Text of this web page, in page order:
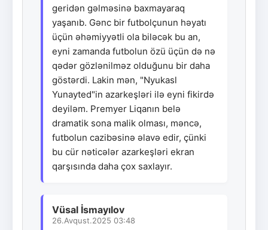
geridən gəlməsinə baxmayaraq
yaşanıb. Gənc bir futbolçunun həyatı
üçün əhəmiyyətli ola biləcək bu an,
eyni zamanda futbolun özü üçün də nə
qədər gözlənilməz olduğunu bir daha
göstərdi. Lakin mən, "Nyukasl
Yunayted"in azarkeşləri ilə eyni fikirdə
deyiləm. Premyer Liqanın belə
dramatik sona malik olması, məncə,
futbolun cazibəsinə əlavə edir, çünki
bu cür nəticələr azarkeşləri ekran
qarşısında daha çox saxlayır.
Vüsal İsmayılov
26.Avqust.2025 03:48